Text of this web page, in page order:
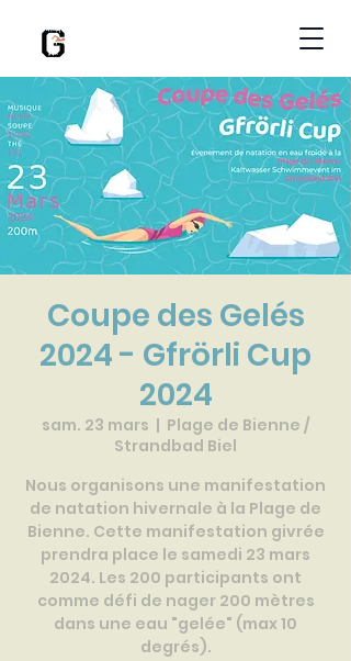
Coupe des Gelés
2024 - Gfrörli Cup
2024
sam. 23 mars
  |
Plage de Bienne /
Strandbad Biel
Nous organisons une manifestation
de natation hivernale à la Plage de
Bienne. Cette manifestation givrée
prendra place le samedi 23 mars
2024. Les 200 participants ont
comme défi de nager 200 mètres
dans une eau "gelée" (max 10
degrés).